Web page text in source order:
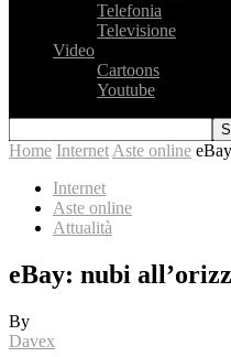
Telefonia
Televisione
Video
Cartoons
Youtube
Home Internet Aste online
Internet
Aste online
Attualità
eBay: nubi
By
Davex